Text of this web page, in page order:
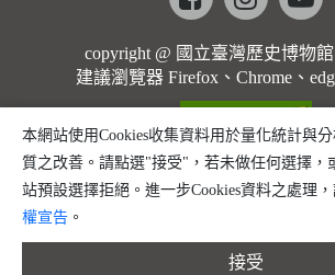
copyright @ 國立臺灣歷史博物
建議瀏覽器 Firefox、Chrome、
本網站使用Cookies收集資料用於量化統計與
質之改善。請點選"接受"，若未做任何選擇，
站預設選擇拒絕。進一步Cookies資料之處理
權宣告 。
接受